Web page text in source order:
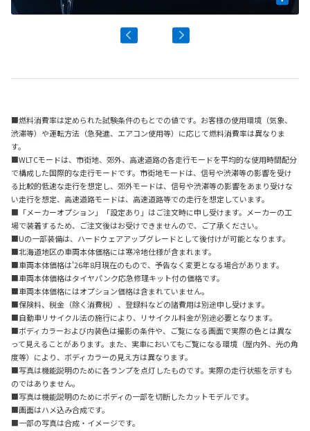
■燃料消費率は定められた試験条件のもとでの値です。お客様の使用環境（気象、
渋滞等）や運転方法（急発進、エアコン使用等）に応じて燃料消費率は異なりま
す。
■WLTCモードは、市街地、郊外、高速道路の各走行モードを平均的な使用時間配分
で構成した国際的な走行モードです。市街地モードは、信号や渋滞等の影響を受け
る比較的低速な走行を想定し、郊外モードは、信号や渋滞等の影響をあまり受けな
い走行を想定、高速道路モードは、高速道路等での走行を想定しています。
■「メーカーオプション」「設定あり」はご注文時に申し受けます。メーカーの工
場で装着するため、ご注文後はお受けできませんので、ご了承ください。
■Uの一部装備は、ハードウェアアップグレードとして後付けが可能となります。
■北海道地区の車両本体価格には寒冷地仕様が含まれます。
■車両本体価格は'26年8月現在のもので、予告なく変更となる場合があります。
■車両本体価格はタイヤパンク応急修理キット付の価格です。
■車両本体価格にはオプション価格は含まれていません。
■保険料、税金（除く消費税）、登録料などの諸費用は別途申し受けます。
■自動車リサイクル法の施行により、リサイクル料金が別途必要となります。
■ボディカラーおよび内装色は撮影の条件や、ご覧になる画面で実際の色とは異な
って見えることがあります。また、実車においてもご覧になる環境（屋内外、光の角
度等）により、ボディカラーの見え方は異なります。
■写真は機能説明のために各ランプを点灯したものです。実際の走行状態を示すも
のではありません。
■写真は機能説明のためにボディの一部を切断したカットモデルです。
■画面はハメ込み合成です。
■一部の写真は合成・イメージです。